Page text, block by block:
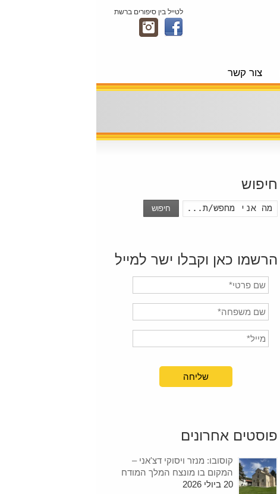
לטייל בין סיפורים ברשת
צור קשר
חיפוש
חיפוש
הרשמו כאן וקבלו ישר למייל
פוסטים אחרונים
קוסובו: מנזר ויסוקי דצ'אני –
המקום בו מונצח המלך המודח
20 ביולי 2026